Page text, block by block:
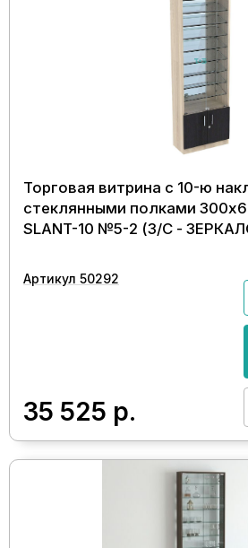
Торговая витрина с 10-ю
стеклянными полками
SLANT-10 №5-2 (З/C -
Артикул 50292
35 525 р.